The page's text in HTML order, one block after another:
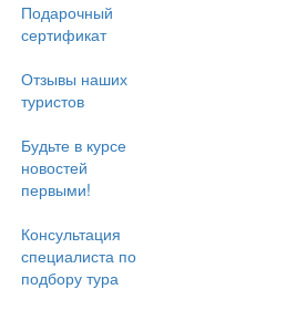
Подарочный
сертификат
Отзывы наших
туристов
Будьте в курсе
новостей
первыми!
Консультация
специалиста по
подбору тура